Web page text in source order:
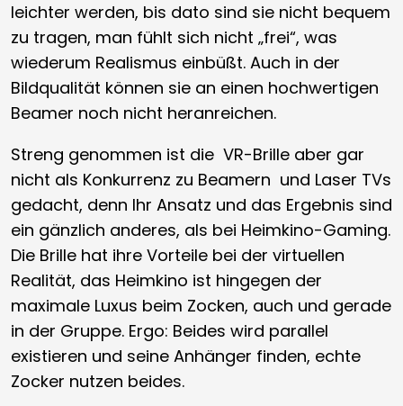
leichter werden, bis dato sind sie nicht bequem
zu tragen, man fühlt sich nicht „frei“, was
wiederum Realismus einbüßt. Auch in der
Bildqualität können sie an einen hochwertigen
Beamer noch nicht heranreichen.
Streng genommen ist die VR-Brille aber gar
nicht als Konkurrenz zu Beamern und Laser TVs
gedacht, denn Ihr Ansatz und das Ergebnis sind
ein gänzlich anderes, als bei Heimkino-Gaming.
Die Brille hat ihre Vorteile bei der virtuellen
Realität, das Heimkino ist hingegen der
maximale Luxus beim Zocken, auch und gerade
in der Gruppe. Ergo: Beides wird parallel
existieren und seine Anhänger finden, echte
Zocker nutzen beides.